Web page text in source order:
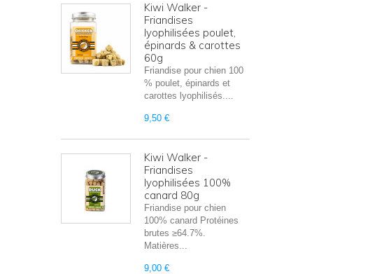
Kiwi Walker -
Friandises
lyophilisées poulet,
épinards & carottes
60g
Friandise pour chien 100
% poulet, épinards et
carottes lyophilisés....
9,50 €
Kiwi Walker -
Friandises
lyophilisées 100%
canard 80g
Friandise pour chien
100% canard Protéines
brutes ≥64.7%.
Matières...
9,00 €